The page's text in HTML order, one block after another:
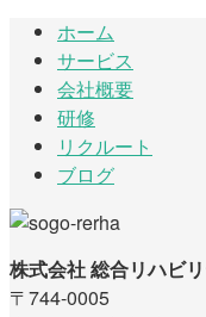
ホーム
サービス
会社概要
研修
リクルート
ブログ
株式会社 総合リハビ
〒744-0005